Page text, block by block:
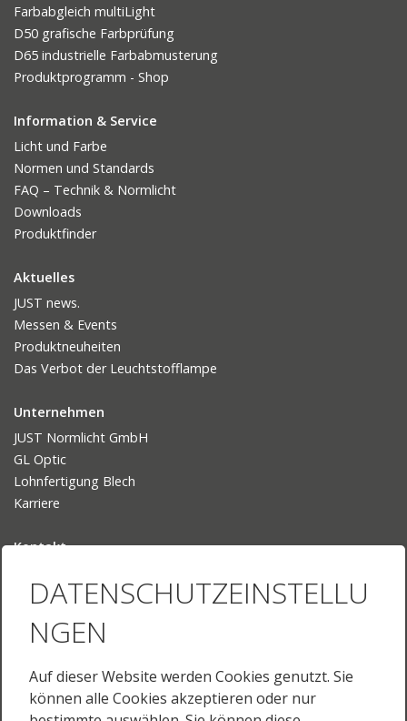
Farbabgleich multiLight
D50 grafische Farbprüfung
D65 industrielle Farbabmusterung
Produktprogramm - Shop
Information & Service
Licht und Farbe
Normen und Standards
FAQ – Technik & Normlicht
Downloads
Produktfinder
Aktuelles
JUST news.
Messen & Events
Produktneuheiten
Das Verbot der Leuchtstofflampe
Unternehmen
JUST Normlicht GmbH
GL Optic
Lohnfertigung Blech
Karriere
Kontakt
Ihr Weg zu uns
Sprache
English
English (US)
DATENSCHUTZEINSTELLU
NGEN
Auf dieser Website werden Cookies genutzt. Sie
können alle Cookies akzeptieren oder nur